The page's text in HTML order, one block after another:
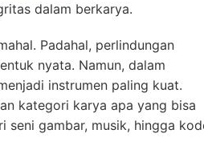
dalam berkarya.
Padahal, perlindungan
nyata. Namun, dalam
instrumen paling kuat.
kategori karya apa yang bisa
seni gambar, musik, hingga